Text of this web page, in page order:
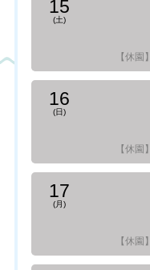
15
(土)
【休園】
16
(日)
【休園】
17
(月)
【休園】